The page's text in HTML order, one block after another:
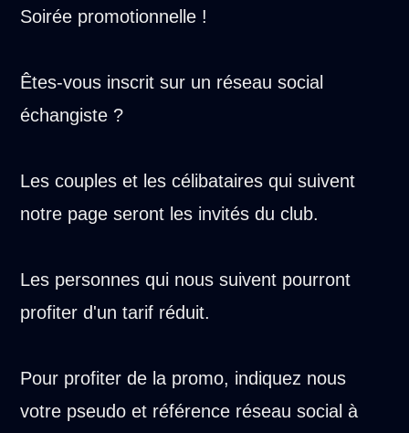
Soirée promotionnelle !
Êtes-vous inscrit sur un réseau social
échangiste ?
Les couples et les célibataires qui suivent
notre page seront les invités du club.
Les personnes qui nous suivent pourront
profiter d'un tarif réduit.
Pour profiter de la promo, indiquez nous
votre pseudo et référence réseau social à